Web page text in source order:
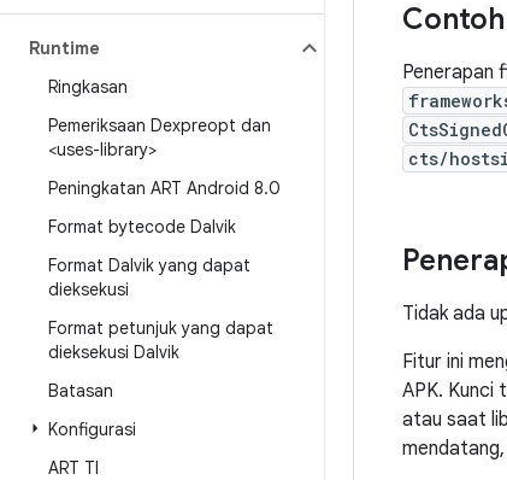
Runtime
Ringkasan
Pemeriksaan Dexpreopt dan
<uses-library>
Peningkatan ART Android 8.0
Format bytecode Dalvik
Format Dalvik yang dapat
dieksekusi
Format petunjuk yang dapat
dieksekusi Dalvik
Batasan
Konfigurasi
ART TI
Penerapan
cts/
Tidak ada
Fitur ini
APK. Kunci
atau saat